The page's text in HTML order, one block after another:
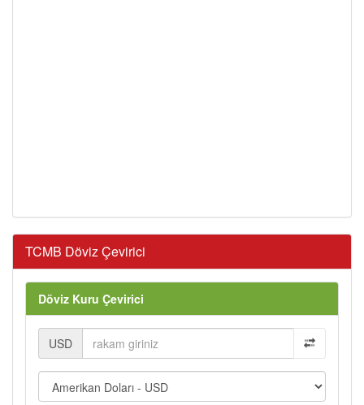
TCMB Döviz Çevirici
Döviz Kuru Çevirici
USD